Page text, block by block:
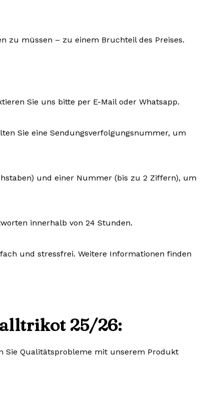
zu müssen – zu einem Bruchteil des Preises.
Sie uns bitte per E-Mail oder Whatsapp.
Sie eine Sendungsverfolgungsnummer, um
und einer Nummer (bis zu 2 Ziffern), um
innerhalb von 24 Stunden.
und stressfrei. Weitere Informationen finden
25/26:
Sie Qualitätsprobleme mit unserem Produkt